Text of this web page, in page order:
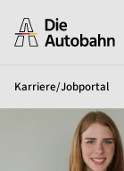
Karriere/Jobportal